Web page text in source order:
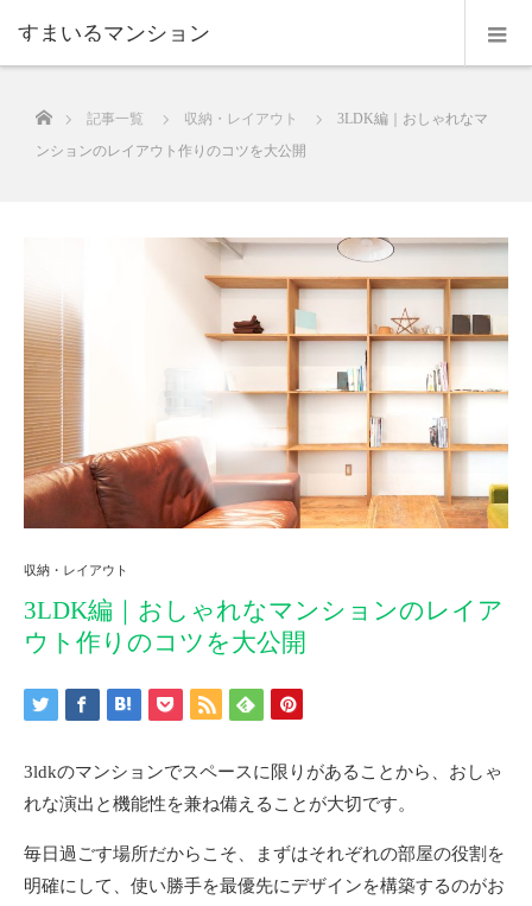
すまいるマンション
ホーム記事一覧 収納・レイアウト
3LDK編｜おしゃれなマ
ンションのレイアウト作りのコツを大公開
収納・レイアウト
3LDK編｜おしゃれなマンションのレイア
ウト作りのコツを大公開
3ldkのマンションでスペースに限りがあることから、おしゃ
れな演出と機能性を兼ね備えることが大切です。
毎日過ごす場所だからこそ、まずはそれぞれの部屋の役割を
明確にして、使い勝手を最優先にデザインを構築するのがお